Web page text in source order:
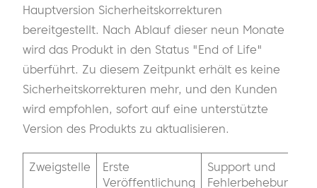
Hauptversion Sicherheitskorrekturen
bereitgestellt. Nach Ablauf dieser neun Monate
wird das Produkt in den Status "End of Life"
überführt. Zu diesem Zeitpunkt erhält es keine
Sicherheitskorrekturen mehr, und den Kunden
wird empfohlen, sofort auf eine unterstützte
Version des Produkts zu aktualisieren.
Zweigstelle
Erste
Veröffentlichung
Support und
Fehlerbehebungen